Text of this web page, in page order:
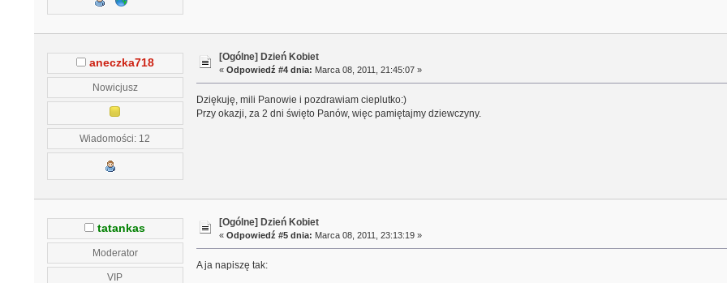
aneczka718
Nowicjusz
Wiadomości: 12
[Ogólne] Dzień Kobiet
«Odpowiedź #4 dnia: Marca 08, 2011, 21:45:07 »
Dziękuję, mili Panowie i pozdrawiam cieplutko:)
Przy okazji, za 2 dni święto Panów, więc pamiętajmy dziewczyny.
tatankas
Moderator
VIP
[Ogólne] Dzień Kobiet
«Odpowiedź #5 dnia: Marca 08, 2011, 23:13:19 »
A ja napiszę tak: